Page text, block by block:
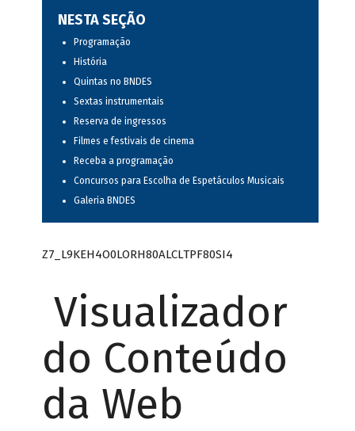
NESTA SEÇÃO
Programação
História
Quintas no BNDES
Sextas instrumentais
Reserva de ingressos
Filmes e festivais de cinema
Receba a programação
Concursos para Escolha de Espetáculos Musicais
Galeria BNDES
Z7_L9KEH4O0LORH80ALCLTPF80SI4
Visualizador
do Conteúdo
da Web